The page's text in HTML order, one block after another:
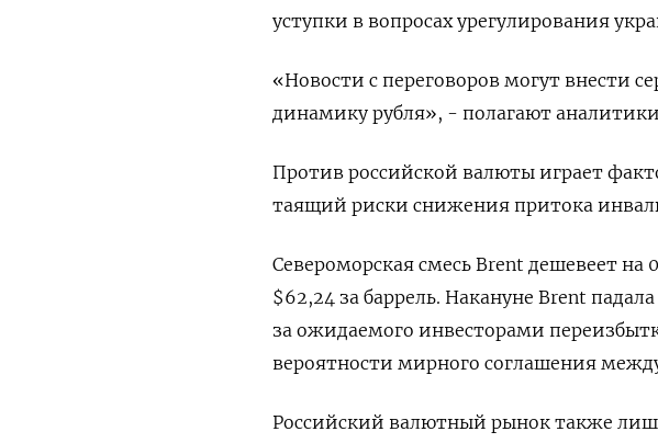
уступки в вопросах урегулирования
«Новости с переговоров могут внести
динамику рубля», - полагают
Против российской валюты играет
таящий риски снижения притока
Североморская смесь Brent дешевеет
$62,24 за баррель. Накануне Brent
за ожидаемого инвесторами
вероятности мирного соглашения
Российский валютный рынок также